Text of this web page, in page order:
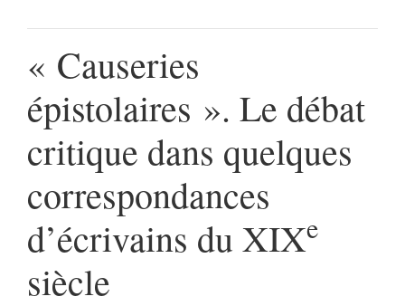
« Causeries
épistolaires ». Le débat
critique dans quelques
correspondances
d’écrivains du XIXe
siècle